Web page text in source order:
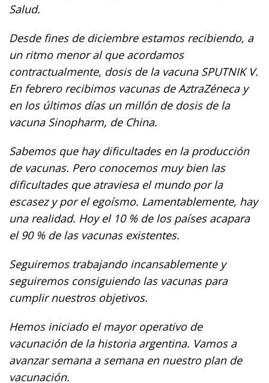
Salud.
Desde fines de diciembre estamos recibiendo, a
un ritmo menor al que acordamos
contractualmente, dosis de la vacuna SPUTNIK V.
En febrero recibimos vacunas de AztraZéneca y
en los últimos días un millón de dosis de la
vacuna Sinopharm, de China.
Sabemos que hay dificultades en la producción
de vacunas. Pero conocemos muy bien las
dificultades que atraviesa el mundo por la
escasez y por el egoísmo. Lamentablemente, hay
una realidad. Hoy el 10 % de los países acapara
el 90 % de las vacunas existentes.
Seguiremos trabajando incansablemente y
seguiremos consiguiendo las vacunas para
cumplir nuestros objetivos.
Hemos iniciado el mayor operativo de
vacunación de la historia argentina. Vamos a
avanzar semana a semana en nuestro plan de
vacunación.